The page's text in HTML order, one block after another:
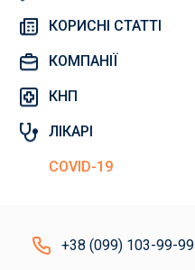
КОРИСНІ СТАТТІ
КОМПАНІЇ
КНП
ЛІКАРІ
COVID-19
+38 (099) 103-99-99